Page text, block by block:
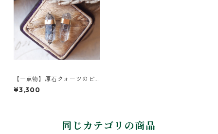
【一点物】原石クォーツのピ
アス
¥3,300
同じカテゴリの商品